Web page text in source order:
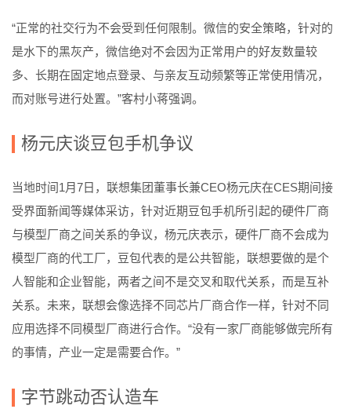
“正常的社交行为不会受到任何限制。微信的安全策略，针对的
是水下的黑灰产，微信绝对不会因为正常用户的好友数量较
多、长期在固定地点登录、与亲友互动频繁等正常使用情况，
而对账号进行处置。”客村小蒋强调。
杨元庆谈豆包手机争议
当地时间1月7日，联想集团董事长兼CEO杨元庆在CES期间接
受界面新闻等媒体采访，针对近期豆包手机所引起的硬件厂商
与模型厂商之间关系的争议，杨元庆表示，硬件厂商不会成为
模型厂商的代工厂，豆包代表的是公共智能，联想要做的是个
人智能和企业智能，两者之间不是交叉和取代关系，而是互补
关系。未来，联想会像选择不同芯片厂商合作一样，针对不同
应用选择不同模型厂商进行合作。“没有一家厂商能够做完所有
的事情，产业一定是需要合作。”
字节跳动否认造车